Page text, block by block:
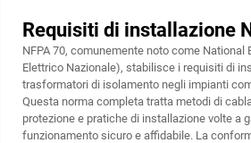
Requisiti di installazione
NFPA 70, comunemente noto come National
Elettrico Nazionale), stabilisce i requisiti di
trasformatori di isolamento negli impianti
Questa norma completa tratta metodi di
protezione e pratiche di installazione volte a
funzionamento sicuro e affidabile. La